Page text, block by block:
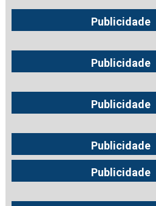
Publicidade
Publicidade
Publicidade
Publicidade
Publicidade